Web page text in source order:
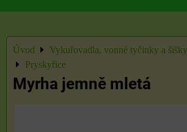
Úvod
Vykuřovadla, vonné tyčinky a
Pryskyřice
Myrha jemně mletá